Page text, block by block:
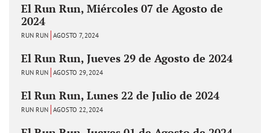
El Run Run, Miércoles 07 de Agosto de
2024
RUN RUN AGOSTO 7, 2024
El Run Run, Jueves 29 de Agosto de 2024
RUN RUN AGOSTO 29, 2024
El Run Run, Lunes 22 de Julio de 2024
RUN RUN AGOSTO 22, 2024